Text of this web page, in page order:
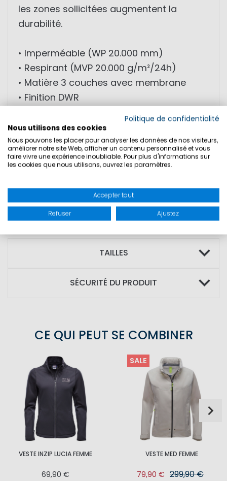
les zones sollicitées augmentent la
durabilité.
• Imperméable (WP 20.000 mm)
• Respirant (MVP 20.000 g/m²/24h)
• Matière 3 couches avec membrane
• Finition DWR
• Renforts CORDURA® au niveau du siège
et des genoux
• Fermeture éclair YKK®
• Coupe ergonomique
MATIÈRE: Tissu extérieur: 100% polyamide;
Membrane: 100% polyuréthane; Doublure:
100% polyester
TAILLES
SÉCURITÉ DU PRODUIT
CE QUI PEUT SE COMBINER
VESTE INZIP LUCIA FEMME
69,90 €
SALE
VESTE MED FEMME
79,90 € 299,90 €
Politique de confidentialité
Nous utilisons des cookies
Nous pouvons les placer pour analyser les données de nos visiteurs,
améliorer notre site Web, afficher un contenu personnalisé et vous
faire vivre une expérience inoubliable. Pour plus d'informations sur
les cookies que nous utilisons, ouvrez les paramètres.
Accepter tout
Refuser Ajustez